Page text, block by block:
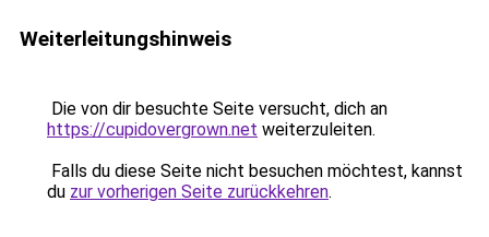
Weiterleitungshinweis
Die von dir besuchte Seite versucht, dich an
https://cupidovergrown.net weiterzuleiten.
Falls du diese Seite nicht besuchen möchtest, kannst
du zur vorherigen Seite zurückkehren.